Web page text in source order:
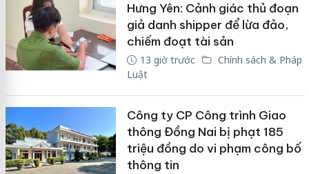
Hưng Yên: Cảnh giác thủ đoạn
giả danh shipper để lừa đảo,
chiếm đoạt tài sản
13 giờ trước
Chính sách & Pháp
Luật
Công ty CP Công trình Giao
thông Đồng Nai bị phạt 185
triệu đồng do vi phạm công bố
thông tin